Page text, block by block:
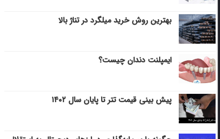
بهترین روش خرید میلگرد در تناژ بالا
ایمپلنت دندان چیست؟
پیش بینی قیمت تتر تا پایان سال ۱۴۰۲